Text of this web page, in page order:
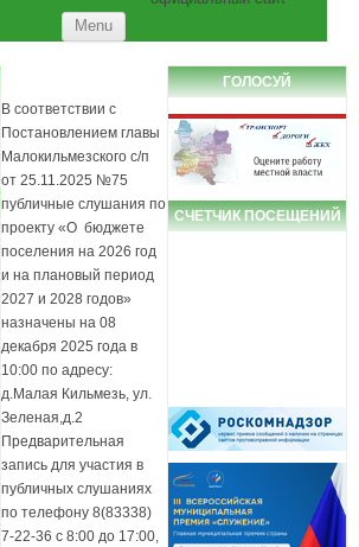
Menu
В соответствии с
Постановлением главы
Малокильмезского с/п
от 25.11.2025 №75
публичные слушания по
проекту «О бюджете
поселения на 2026 год
и на плановый период
2027 и 2028 годов»
назначены на 08
декабря 2025 года в
10:00 по адресу:
д.Малая Кильмезь, ул.
Зеленая,д.2
Предварительная
запись для участия в
публичных слушаниях
по телефону 8(83338)
7-22-36 с 8:00 до 17:00,
ГОЛОСУЙ
СЧЕТЧИК ПОСЕЩЕНИЙ